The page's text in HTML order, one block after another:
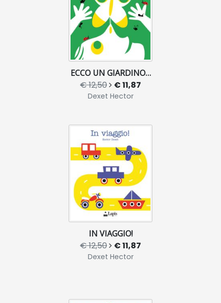
ECCO UN GIARDINO…
€ 12,50 € 11,87
Dexet Hector
IN VIAGGIO!
€ 12,50 € 11,87
Dexet Hector